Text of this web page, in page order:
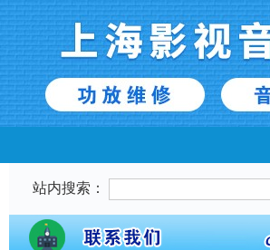
站内搜索：